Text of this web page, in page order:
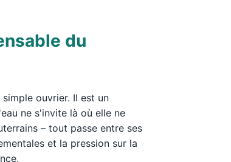
du
ouvrier. Il est un
ne s'invite là où elle ne
– tout passe entre ses
et la pression sur la